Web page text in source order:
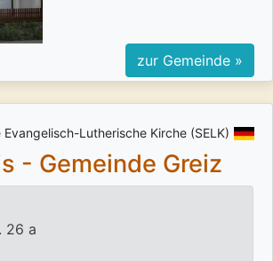
zur Gemeinde »
Lutherische Kirche (SELK)
- Gemeinde Greiz
26 a